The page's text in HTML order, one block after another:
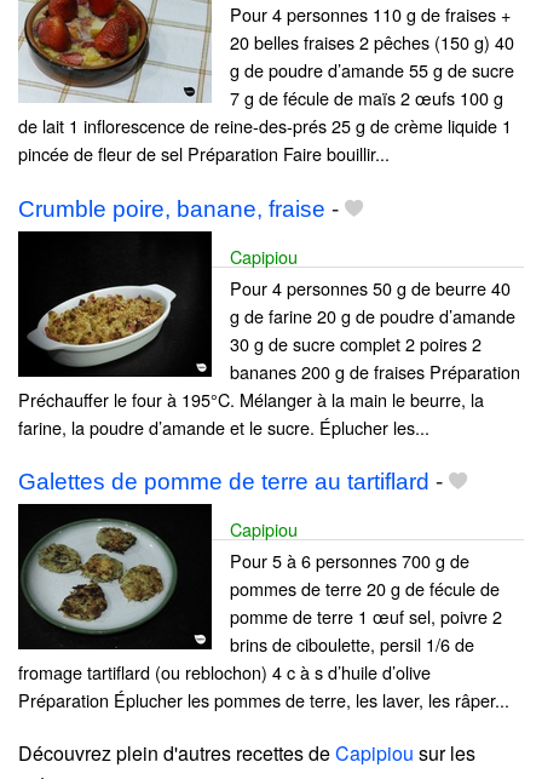
Pour 4 personnes 110 g de fraises +
20 belles fraises 2 pêches (150 g) 40
g de poudre d’amande 55 g de sucre
7 g de fécule de maïs 2 œufs 100 g
de lait 1 inflorescence de reine-des-prés 25 g de crème liquide 1
pincée de fleur de sel Préparation Faire bouillir...
Crumble poire, banane, fraise -
Capipiou
Pour 4 personnes 50 g de beurre 40
g de farine 20 g de poudre d’amande
30 g de sucre complet 2 poires 2
bananes 200 g de fraises Préparation
Préchauffer le four à 195°C. Mélanger à la main le beurre, la
farine, la poudre d’amande et le sucre. Éplucher les...
Galettes de pomme de terre au tartiflard -
Capipiou
Pour 5 à 6 personnes 700 g de
pommes de terre 20 g de fécule de
pomme de terre 1 œuf sel, poivre 2
brins de ciboulette, persil 1/6 de
fromage tartiflard (ou reblochon) 4 c à s d’huile d’olive
Préparation Éplucher les pommes de terre, les laver, les râper...
Découvrez plein d'autres recettes deCapipiou sur les